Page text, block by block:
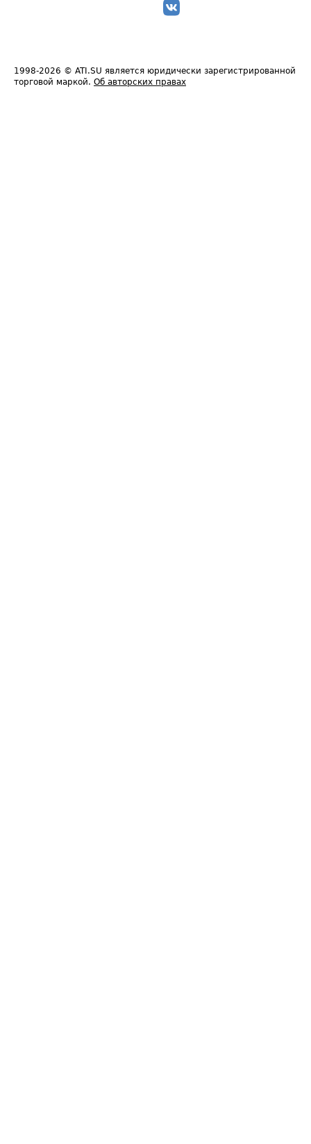
1998-2026 © ATI.SU является юридически зарегистрированной
торговой маркой. Об авторских правах